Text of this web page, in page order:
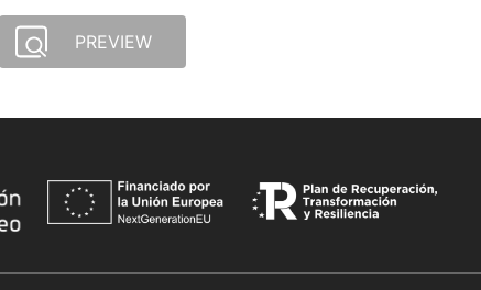
PREVIEW